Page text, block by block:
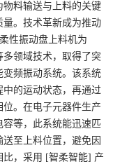
料输送与上料的关键
。技术革新成为推动
性振动盘上料机为
领域技术，取得了突
频振动系统。该系统
的运动状态，再通过
。在电子元器件生产
等，此系统能迅速匹
至上料位置，避免因
比，采用 [智柔智能] 产